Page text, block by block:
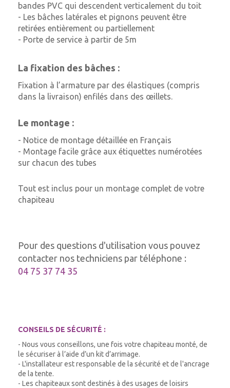
bandes PVC qui descendent verticalement du toit
- Les bâches latérales et pignons peuvent être
retirées entièrement ou partiellement
- Porte de service à partir de 5m
La fixation des bâches :
Fixation à l’armature par des élastiques (compris
dans la livraison) enfilés dans des œillets.
Le montage :
- Notice de montage détaillée en Français
- Montage facile grâce aux étiquettes numérotées
sur chacun des tubes
Tout est inclus pour un montage complet de votre
chapiteau
Pour des questions d'utilisation vous pouvez
contacter nos techniciens par téléphone :
04 75 37 74 35
CONSEILS DE SÉCURITÉ :
- Nous vous conseillons, une fois votre chapiteau monté, de
le sécuriser à l’aide d’un kit d’arrimage.
- L'installateur est responsable de la sécurité et de l'ancrage
de la tente.
- Les chapiteaux sont destinés à des usages de loisirs